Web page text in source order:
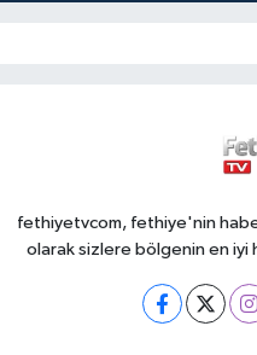
fethiyetvcom, fethiye'nin
olarak sizlere bölgenin en iyi